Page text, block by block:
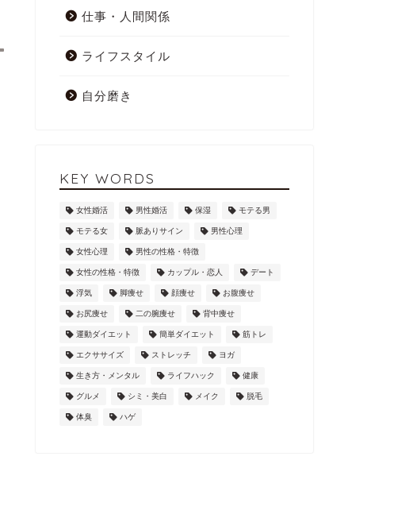
仕事・人間関係
ライフスタイル
自分磨き
KEY WORDS
女性婚活 男性婚活 保湿 モテる男
モテる女 脈ありサイン 男性心理
女性心理 男性の性格・特徴
女性の性格・特徴 カップル・恋人 デート
浮気 脚痩せ 顔痩せ お腹痩せ
お尻痩せ 二の腕痩せ 背中痩せ
運動ダイエット 簡単ダイエット 筋トレ
エクササイズ ストレッチ ヨガ
生き方・メンタル ライフハック 健康
グルメ シミ・美白 メイク 脱毛
体臭 ハゲ